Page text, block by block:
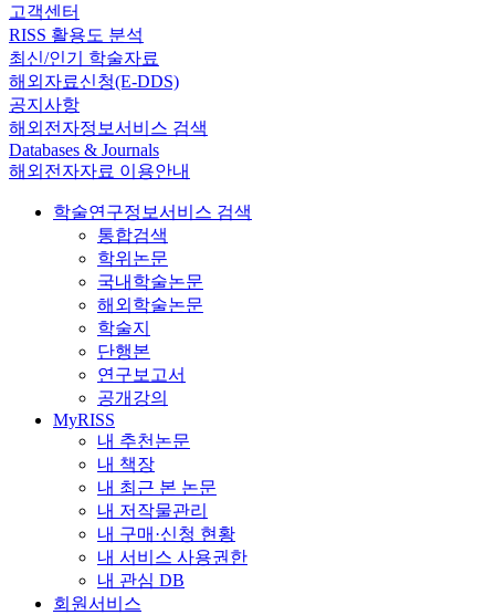
고객센터
RISS 활용도 분석
최신/인기 학술자료
해외자료신청(E-DDS)
공지사항
해외전자정보서비스 검색
Databases & Journals
해외전자자료 이용안내
학술연구정보서비스 검색
통합검색
학위논문
국내학술논문
해외학술논문
학술지
단행본
연구보고서
공개강의
MyRISS
내 추천논문
내 책장
내 최근 본 논문
내 저작물관리
내 구매·신청 현황
내 서비스 사용권한
내 관심 DB
회원서비스